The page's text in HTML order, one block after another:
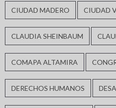
CIUDAD MADERO CIUDAD
CLAUDIA SHEINBAUM
COMAPA ALTAMIRA
DERECHOS HUMANOS